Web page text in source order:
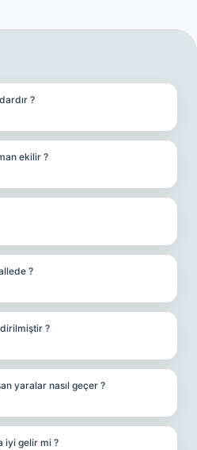
?
ekilir ?
?
?
yaralar nasıl geçer ?
iyi gelir mi ?